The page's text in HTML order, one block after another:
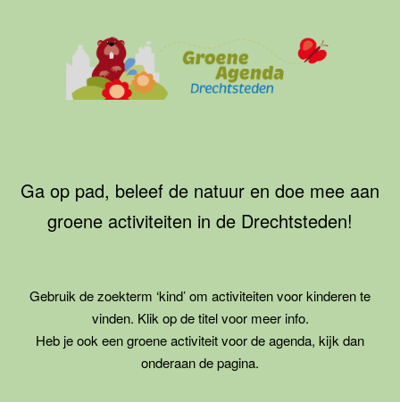
Drechtsteden
Ga op pad, beleef de natuur en doe mee aan
groene activiteiten in de Drechtsteden!
Gebruik de zoekterm ‘kind’ om activiteiten voor kinderen te
vinden. Klik op de titel voor meer info.
Heb je ook een groene activiteit voor de agenda, kijk dan
onderaan de pagina.